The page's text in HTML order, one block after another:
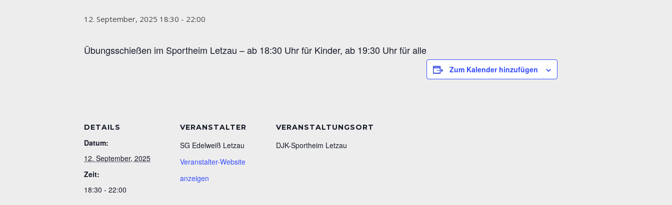
12. September, 2025 18:30 - 22:00
Übungsschießen im Sportheim Letzau – ab 18:30 Uhr für Kinder, ab 19:30 Uhr für alle
Zum Kalender hinzufügen
DETAILS
Datum:
12. September, 2025
Zeit:
18:30 - 22:00
VERANSTALTER
SG Edelweiß Letzau
Veranstalter-Website
anzeigen
VERANSTALTUNGSORT
DJK-Sportheim Letzau